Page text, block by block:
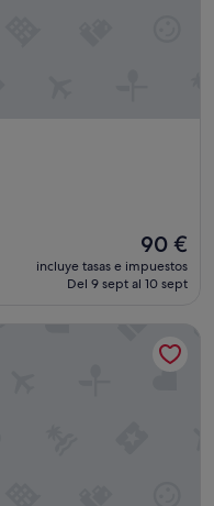
El
precio
actual
90 €
incluye tasas e impuestos
Del 9 sept al 10 sept